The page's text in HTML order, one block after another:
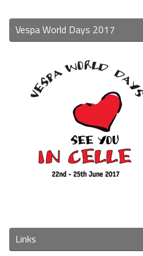
Vespa World Days 2017
Links